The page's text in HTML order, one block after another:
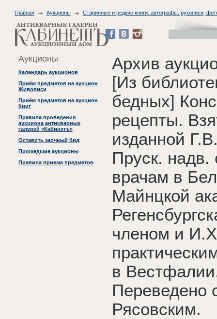
Главная Аукционы Старинные и редкие книги, автографы, рукописи,
Аукционы
Календарь аукционов
Приём предметов на аукцион
Живописи
Приём предметов на аукцион
Книг
Правила проведения
аукциона антикварных
галерей «Кабинетъ»
Оставить заочный бид
Прошедшие аукционы
Правила приема предметов
Архив
[Из
бедных]
рецепты.
изданной
Пруск. надв.
врачам в
Майнцкой
членом и
в
Переведено
Рясовским.